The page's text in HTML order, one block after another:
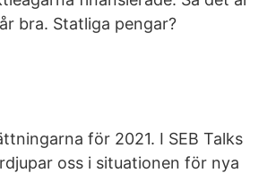
bra. Statliga pengar?
för 2021. I SEB Talks
oss i situationen för nya